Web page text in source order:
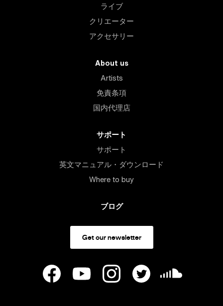
ライブ
クリエーター
アクセサリー
About us
Artists
免責条項
国内代理店
サポート
サポート
英文マニュアル・ダウンロード
Where to buy
ブログ
Get our newsletter